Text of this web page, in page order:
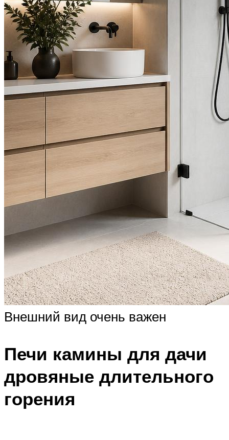
Внешний вид очень важен
Печи камины для дачи
дровяные длительного
горения